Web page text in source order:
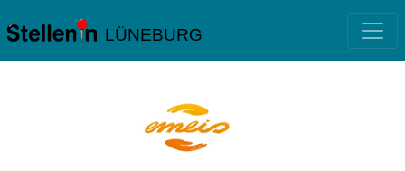
LÜNEBURG